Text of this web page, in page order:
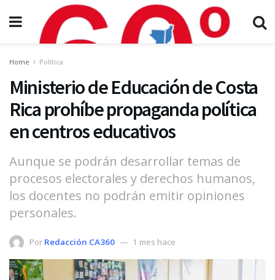
Home Política
Ministerio de Educación de Costa
Rica prohíbe propaganda política
en centros educativos
Aunque se podrán desarrollar temas de
procesos electorales y derechos humanos,
los docentes no podrán emitir opiniones
personales.
Por Redacción CA360 1 mes hace